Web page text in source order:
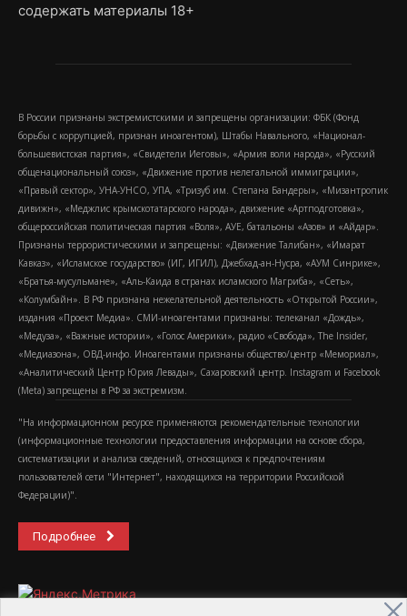
содержать материалы 18+
В России признаны экстремистскими и запрещены организации: ФБК (Фонд
борьбы с коррупцией, признан иноагентом), Штабы Навального, «Национал-
большевистская партия», «Свидетели Иеговы», «Армия воли народа», «Русский
общенациональный союз», «Движение против нелегальной иммиграции»,
«Правый сектор», УНА-УНСО, УПА, «Тризуб им. Степана Бандеры», «Мизантропик
дивижн», «Меджлис крымскотатарского народа», движение «Артподготовка»,
общероссийская политическая партия «Воля», АУЕ, батальоны «Азов» и «Айдар».
Признаны террористическими и запрещены: «Движение Талибан», «Имарат
Кавказ», «Исламское государство» (ИГ, ИГИЛ), Джебхад-ан-Нусра, «АУМ Синрике»,
«Братья-мусульмане», «Аль-Каида в странах исламского Магриба», «Сеть»,
«Колумбайн». В РФ признана нежелательной деятельность «Открытой России»,
издания «Проект Медиа». СМИ-иноагентами признаны: телеканал «Дождь»,
«Медуза», «Важные истории», «Голос Америки», радио «Свобода», The Insider,
«Медиазона», ОВД-инфо. Иноагентами признаны общество/центр «Мемориал»,
«Аналитический Центр Юрия Левады», Сахаровский центр. Instagram и Facebook
(Metа) запрещены в РФ за экстремизм.
"На информационном ресурсе применяются рекомендательные технологии
(информационные технологии предоставления информации на основе сбора,
систематизации и анализа сведений, относящихся к предпочтениям
пользователей сети "Интернет", находящихся на территории Российской
Федерации)".
Подробнее